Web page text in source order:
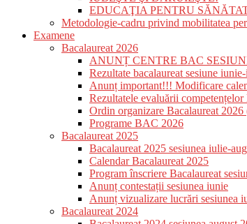
EDUCAŢIA PENTRU
Metodologie-cadru privind mobilitatea
Examene
Bacalaureat 2026
ANUNȚ CENTRE BAC
Rezultate bacalaureat sesiune
Anunț important!!! Modificare
Rezultatele evaluării
Ordin organizare Bacalaureat 2026
Programe BAC 2026
Bacalaureat 2025
Bacalaureat 2025 sesiunea iulie-
Calendar Bacalaureat 2025
Program înscriere Bacalaureat
Anunț contestații sesiunea iunie
Anunț vizualizare lucrări sesiunea
Bacalaureat 2024